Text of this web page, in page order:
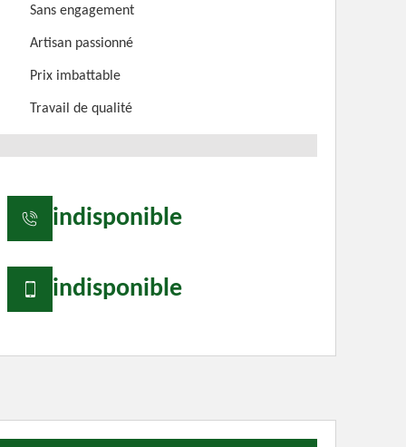
Sans engagement
Artisan passionné
Prix imbattable
Travail de qualité
indisponible
indisponible